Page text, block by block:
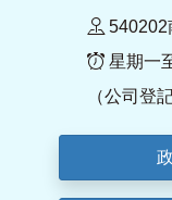
540202
星期一
（公司登